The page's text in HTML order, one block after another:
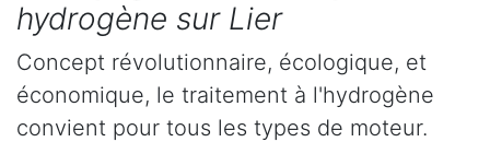
hydrogène sur Lier
Concept révolutionnaire, écologique, et
économique, le traitement à l'hydrogène
convient pour tous les types de moteur.